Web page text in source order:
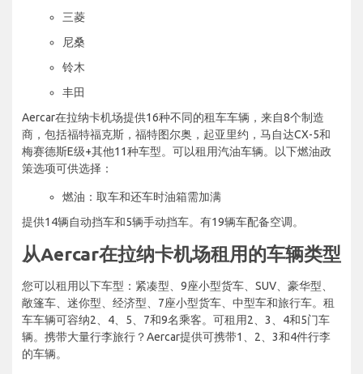
三菱
尼桑
铃木
丰田
Aercar在拉纳卡机场提供16种不同的租车车辆，来自8个制造
商，包括福特福克斯，福特图尔奥，起亚里约，马自达CX-5和
梅赛德斯E级+其他11种车型。可以租用汽油车辆。以下燃油政
策选项可供选择：
燃油：取车和还车时油箱需加满
提供14辆自动挡车和5辆手动挡车。有19辆车配备空调。
从Aercar在拉纳卡机场租用的车辆类型
您可以租用以下车型：紧凑型、9座小型货车、SUV、豪华型、
敞篷车、迷你型、经济型、7座小型货车、中型车和旅行车。租
车车辆可容纳2、4、5、7和9名乘客。可租用2、3、4和5门车
辆。携带大量行李旅行？Aercar提供可携带1、2、3和4件行李
的车辆。